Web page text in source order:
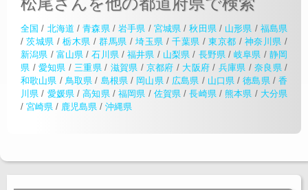
全国 / 北海道 /青森県/ 岩手県 / 宮城県 /秋田県/ 山形県 / 福島県
/茨城県 /栃木県 /群馬県 /埼玉県 /千葉県 /東京都 /神奈川県 /
新潟県 / 富山県 /石川県/福井県 / 山梨県 / 長野県/岐阜県 / 静岡
県 / 愛知県 /三重県 / 滋賀県 / 京都府 / 大阪府 / 兵庫県 / 奈良県/
和歌山県 / 鳥取県 / 島根県/ 岡山県/ 広島県 / 山口県 /徳島県/香
川県 / 愛媛県/高知県/ 福岡県 / 佐賀県 /長崎県/熊本県 / 大分県
/ 宮崎県 / 鹿児島県 / 沖縄県